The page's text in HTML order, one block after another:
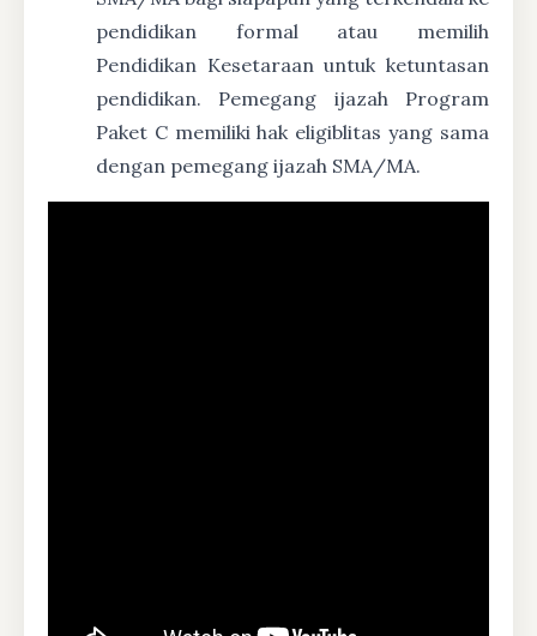
pendidikan formal atau memilih
Pendidikan Kesetaraan untuk ketuntasan
pendidikan. Pemegang ijazah Program
Paket C memiliki hak eligiblitas yang sama
dengan pemegang ijazah SMA/MA.